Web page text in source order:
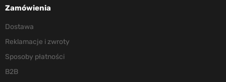
Zamówienia
Dostawa
Reklamacje i zwroty
Sposoby płatności
B2B